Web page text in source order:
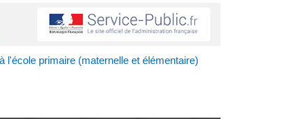
l'école primaire (maternelle et élémentaire)